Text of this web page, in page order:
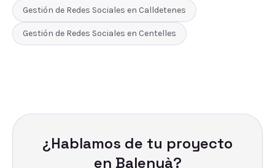
Gestión de Redes Sociales en Calldetenes
Gestión de Redes Sociales en Centelles
¿Hablamos de tu proyecto
en Balenyà?